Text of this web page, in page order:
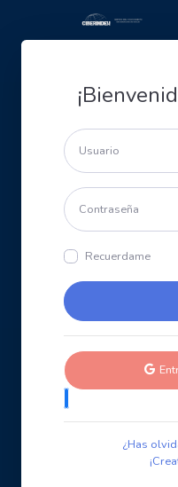
Recuerdame
¿Has